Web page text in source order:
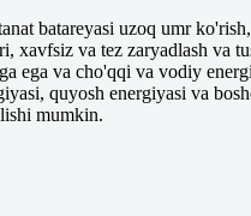
batareyasi uzoq umr
xavfsiz va tez zaryadlash va
ega va cho'qqi va vodiy
quyosh energiyasi va
mumkin.